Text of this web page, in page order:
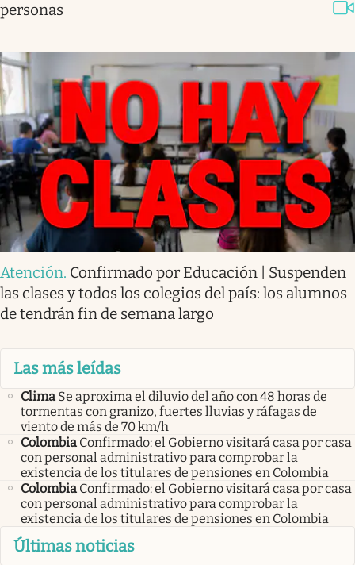
personas
Atención. Confirmado por Educación | Suspenden
las clases y todos los colegios del país: los alumnos
de tendrán fin de semana largo
Las más leídas
Clima Se aproxima el diluvio del año con 48 horas de
tormentas con granizo, fuertes lluvias y ráfagas de
viento de más de 70 km/h
Colombia Confirmado: el Gobierno visitará casa por casa
con personal administrativo para comprobar la
existencia de los titulares de pensiones en Colombia
Colombia Confirmado: el Gobierno visitará casa por casa
con personal administrativo para comprobar la
existencia de los titulares de pensiones en Colombia
Últimas noticias